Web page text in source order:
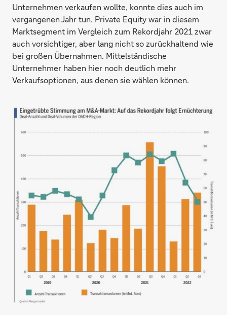
Unternehmen verkaufen wollte, konnte dies auch im
vergangenen Jahr tun. Private Equity war in diesem
Marktsegment im Vergleich zum Rekordjahr 2021 zwar
auch vorsichtiger, aber lang nicht so zurückhaltend wie
bei großen Übernahmen. Mittelständische
Unternehmer haben hier noch deutlich mehr
Verkaufsoptionen, aus denen sie wählen können.